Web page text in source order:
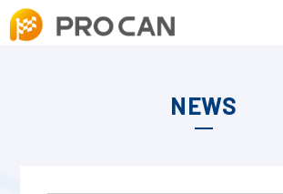
NEWS